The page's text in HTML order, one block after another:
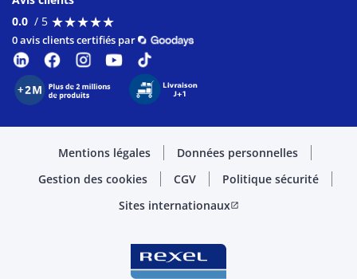
0.0 / 5 ★★★★★
★★★★★
0 avis clients certifiés par
Mentions légales
Données personnelles
Gestion des cookies
CGV
Politique sécurité
Sites internationauxopen_in_new